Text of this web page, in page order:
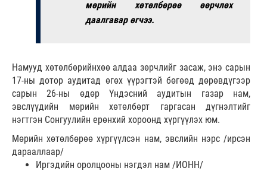
мөрийн хөтөлбөрөө өөрчлөх
даалгавар өгчээ.
Намууд хөтөлбөрийнхөө алдаа зөрчлийг засаж, энэ сарын
17-ны дотор аудитад өгөх үүрэгтэй бөгөөд дөрөвдүгээр
сарын 26-ны өдөр Үндэсний аудитын газар нам,
эвслүүдийн мөрийн хөтөлбөрт гаргасан дүгнэлтийг
нэгтгэн Сонгуулийн ерөнхий хороонд хүргүүлэх юм.
Мөрийн хөтөлбөрөө хүргүүлсэн нам, эвслийн нэрс /ирсэн
дарааллаар/
Иргэдийн оролцооны нэгдэл нам /ИОНН/